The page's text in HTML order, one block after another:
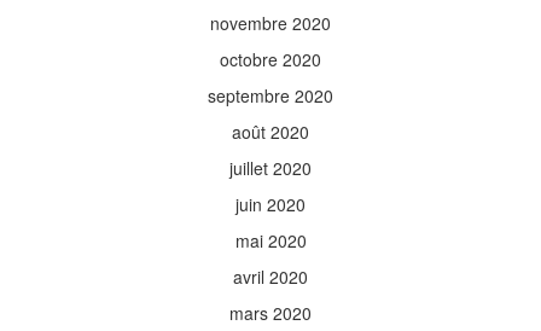
novembre 2020
octobre 2020
septembre 2020
août 2020
juillet 2020
juin 2020
mai 2020
avril 2020
mars 2020